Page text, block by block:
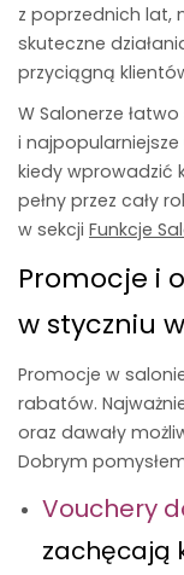
z poprzednich lat,
skuteczne
przyciągną
W Salonerze
i najpopularniejsze
kiedy wprowadzić
pełny przez cały
w sekcji Funkcje
Promocje i
w styczniu
Promocje w
rabatów.
oraz dawały
Dobrym
Vouchery
zachęcają